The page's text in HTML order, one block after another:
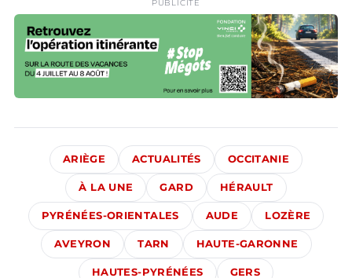
PUBLICITÉ
ARIÈGE ACTUALITÉS OCCITANIE
À LA UNE GARD HÉRAULT
PYRÉNÉES-ORIENTALES AUDE LOZÈRE
AVEYRON TARN HAUTE-GARONNE
HAUTES-PYRÉNÉES GERS